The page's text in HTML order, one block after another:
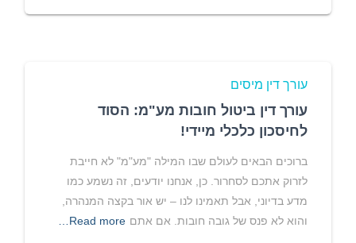
עורך דין מיסים
עורך דין ביטול חובות מע"מ: הסוד
לחיסכון כלכלי מיידי!
ברוכים הבאים לעולם שבו המילה "מע"מ" לא חייבת
לזרוק אתכם לסחרור. כן, אנחנו יודעים, זה נשמע כמו
מדע בדיוני, אבל תאמינו לנו – יש אור בקצה המנהרה,
והוא לא פנס של גובה חובות. אם אתם Read more…